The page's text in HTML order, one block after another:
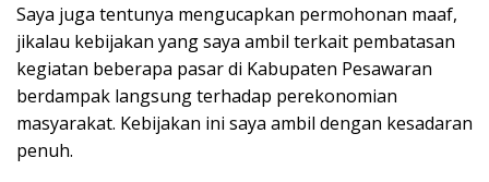
Saya juga tentunya mengucapkan permohonan maaf,
jikalau kebijakan yang saya ambil terkait pembatasan
kegiatan beberapa pasar di Kabupaten Pesawaran
berdampak langsung terhadap perekonomian
masyarakat. Kebijakan ini saya ambil dengan kesadaran
penuh.